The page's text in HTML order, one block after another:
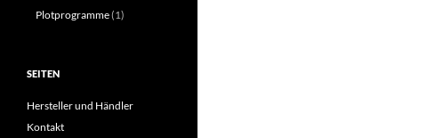
Plotprogramme(1)
SEITEN
Hersteller und Händler
Kontakt